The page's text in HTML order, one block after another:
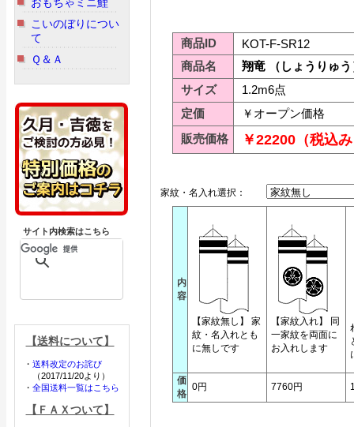
こいのぼりについ
て
Ｑ＆Ａ
サイト内検索はこちら
【送料について】
・ 送料改定のお詫び
（2017/11/20より）
・ 全国送料一覧はこちら
【ＦＡＸついて】
商品ID
KOT-F-SR12
商品名
翔竜 （しょうりゅ
サイズ
1.2m6点
定価
￥オープン価格
販売価格
￥22200（税込
家紋・名入れ選択：
内
容
【家紋無し】 家
紋・名入れとも
に無しです
【家紋入れ】 同
一家紋を両面に
お入れします
価
格
0円 7760円